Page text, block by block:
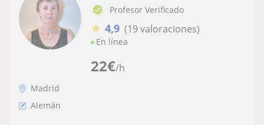
22€/h
Profesor Verificado
★ 4,9 (19 valoraciones)
En línea
Madrid
Alemán